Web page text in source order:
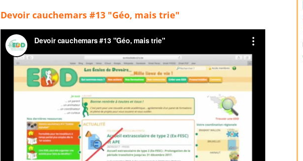
Devoir cauchemars #13 "Géo, mais trie"